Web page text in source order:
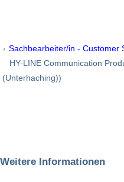
Sachbearbeiter/in - Customer
HY-LINE Communication
(Unterhaching))
Weitere Informationen